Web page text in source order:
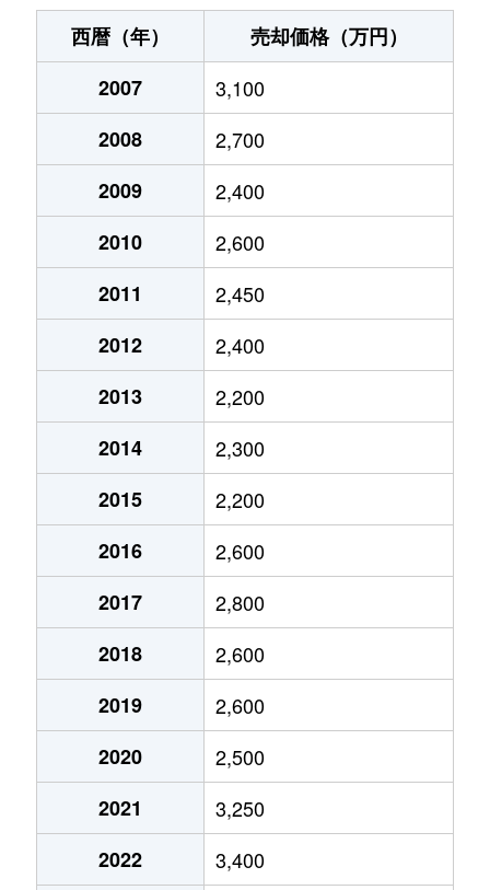
西暦（年）
売却価格（万円）
2007
3,100
2008
2,700
2009
2,400
2010
2,600
2011
2,450
2012
2,400
2013
2,200
2014
2,300
2015
2,200
2016
2,600
2017
2,800
2018
2,600
2019
2,600
2020
2,500
2021
3,250
2022
3,400